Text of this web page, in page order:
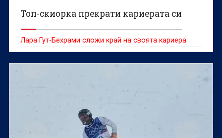
Топ-скиорка прекрати кариерата си
Лара Гут-Бехрами сложи край на своята кариера